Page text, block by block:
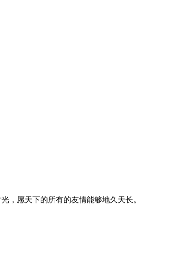
，愿天下的所有的友情能够地久天长。